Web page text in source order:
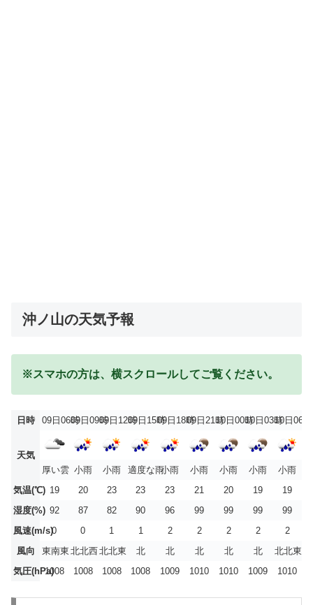
沖ノ山の天気予報
※スマホの方は、横スクロールしてご覧ください。
日時 09日06時09日09時09日12時09日15時09日18時09日21時10日00時10日03時10日06時
天気
厚い雲 小雨 小雨 適度な雨小雨 小雨 小雨 小雨
小雨
気温(℃) 19 20 23 23 23 21 20 19
19
湿度(%) 92 87 82 90 96 99 99 99
99
風速(m/s)0 0 1 1 2 2 2 2
2
風向
東南東 北北西北北東 北 北 北 北 北
北北東
気圧(hPa)1008 1008 1008 1008 1009 1010 1010 1009 1010